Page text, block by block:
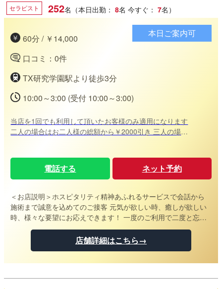
セラピスト 252名（本日出勤： 8名 今すぐ： 7名）
60分 / ￥14,000
口コミ：0件
TX研究学園駅より徒歩3分
10:00～3:00 (受付 10:00～3:00)
本日ご案内可
当店を1回でも利用して頂いたお客様のみ適用になります
二人の場合はお二人様の総額から￥2000引き 三人の場合
ンの併用不可※ ※必ず予約時にキャンペーン内容をお伝え下
電話する ネット予約
＜お店説明＞ホスピタリティ精神あふれるサービスで会話から
施術まで誠意を込めてのご接客 元気が欲しい時、癒しが欲しい
時、様々な要望にお応えできます！ 一度のご利用で二度と忘れ
られないメンズエステをご堪能ください
店舗詳細はこちら→